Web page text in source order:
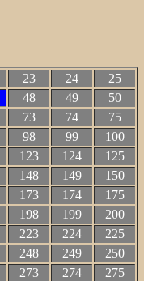
23 24
25
48 49
50
73 74
75
98 99
100
123 124
125
148 149
150
173 174
175
198 199
200
223 224
225
248 249
250
273 274
275